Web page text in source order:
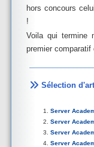
hors concours
!
Voila qui termine
premier
Sélection
Server
Server
Server
Server